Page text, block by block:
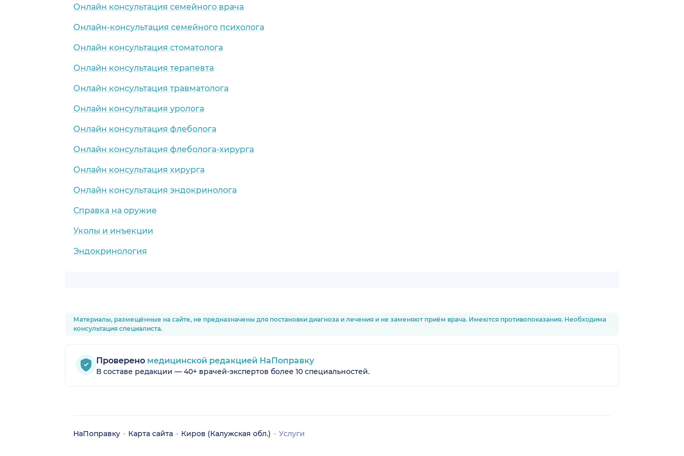
Онлайн консультация семейного врача
Онлайн-консультация семейного психолога
Онлайн консультация стоматолога
Онлайн консультация терапевта
Онлайн консультация травматолога
Онлайн консультация уролога
Онлайн консультация флеболога
Онлайн консультация флеболога-хирурга
Онлайн консультация хирурга
Онлайн консультация эндокринолога
Справка на оружие
Уколы и инъекции
Эндокринология
Материалы, размещённые на сайте, не предназначены для постановки диагноза и лечения и не заменяют приём врача. Имеются противопоказания. Необходима
консультация специалиста.
Проверено медицинской редакцией НаПоправку
В составе редакции — 40+ врачей-экспертов более 10 специальностей.
НаПоправку Карта сайта Киров (Калужская обл.) Услуги